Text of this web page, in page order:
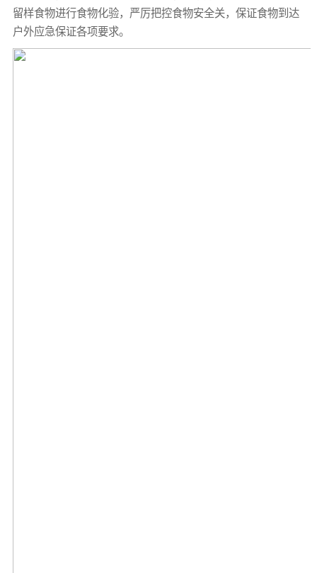
留样食物进行食物化验，严厉把控食物安全关，保证食物到达
户外应急保证各项要求。